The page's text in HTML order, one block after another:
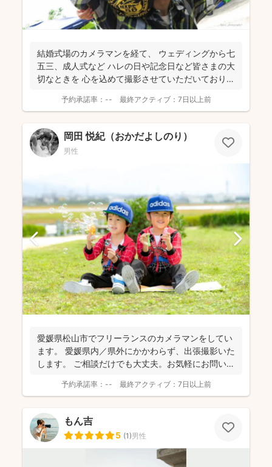
結婚式場のカメラマンを経て、 ウェディングから七
五三、成人式など ハレの日や記念日など皆さまの大
切なときを 心を込めて撮影させていただいておりま
予約承諾率： -- 最終アクティブ： 7日以上前
岡田 悦紀（おかだよしのり）
男性
愛媛県松山市でフリーランスのカメラマンをしてい
ます。 愛媛県内／県外にかかわらず、出張撮影いた
します。 ご相談だけでも大丈夫。お気軽にお問い合
予約承諾率： -- 最終アクティブ： 7日以上前
もん吉
5 (1)男性